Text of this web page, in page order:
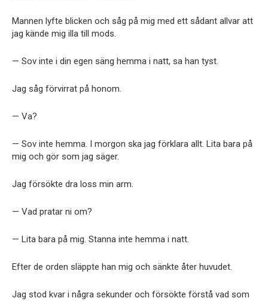
Mannen lyfte blicken och såg på mig med ett sådant allvar att
jag kände mig illa till mods.
— Sov inte i din egen säng hemma i natt, sa han tyst.
Jag såg förvirrat på honom.
— Va?
— Sov inte hemma. I morgon ska jag förklara allt. Lita bara på
mig och gör som jag säger.
Jag försökte dra loss min arm.
— Vad pratar ni om?
— Lita bara på mig. Stanna inte hemma i natt.
Efter de orden släppte han mig och sänkte åter huvudet.
Jag stod kvar i några sekunder och försökte förstå vad som